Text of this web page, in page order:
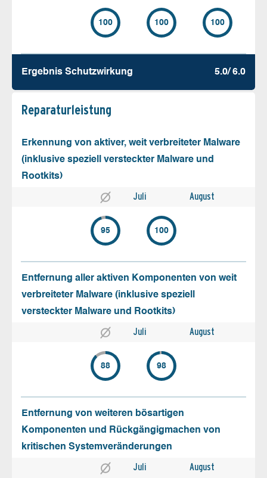
100 100 100
Ergebnis Schutz­wirkung 5.0/ 6.0
Reparatur­leistung
Erkennung von aktiver, weit verbreiteter Malware
(inklusive speziell versteckter Malware und
Rootkits)
Juli August
95 100
Entfernung aller aktiven Komponenten von weit
verbreiteter Malware (inklusive speziell
versteckter Malware und Rootkits)
Juli August
88 98
Entfernung von weiteren bösartigen
Komponenten und Rückgängigmachen von
kritischen Systemveränderungen
Juli August